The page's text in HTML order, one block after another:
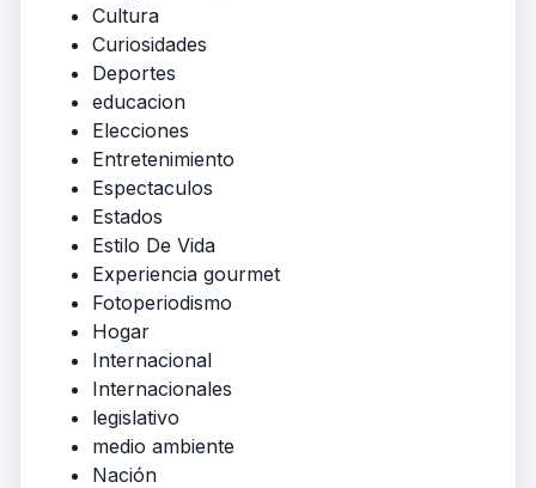
Cultura
Curiosidades
Deportes
educacion
Elecciones
Entretenimiento
Espectaculos
Estados
Estilo De Vida
Experiencia gourmet
Fotoperiodismo
Hogar
Internacional
Internacionales
legislativo
medio ambiente
Nación